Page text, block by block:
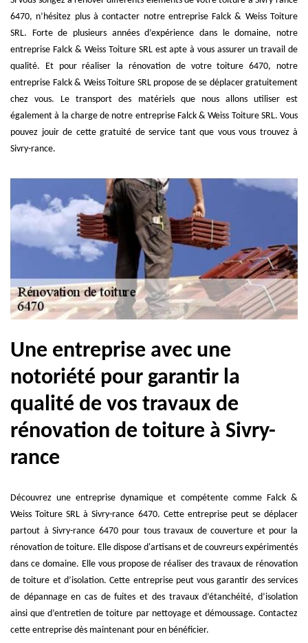
6470, n’hésitez plus à contacter notre entreprise Falck & Weiss Toiture
SRL. Forte de plusieurs années d’expérience dans le domaine, notre
entreprise Falck & Weiss Toiture SRL est apte à vous assurer un travail de
qualité. Et pour réaliser la rénovation de votre toiture 6470, notre
entreprise Falck & Weiss Toiture SRL propose de se déplacer gratuitement
chez vous. Le transport des matériels que nous allons utiliser est
également à la charge de notre entreprise Falck & Weiss Toiture SRL. Vous
pouvez jouir de cette gratuité de service tant que vous vous trouvez à
Sivry-rance.
Une entreprise avec une
notoriété pour garantir la
qualité de vos travaux de
rénovation de toiture à Sivry-
rance
Découvrez une entreprise dynamique et compétente comme Falck &
Weiss Toiture SRL à Sivry-rance 6470. Cette entreprise peut se déplacer
partout à Sivry-rance 6470 pour tous travaux de couverture et pour la
rénovation de toiture. Elle dispose d'artisans et de couvreurs expérimentés
dans ce domaine. Elle vous propose de réaliser des travaux de rénovation
de toiture et d’isolation. Cette entreprise peut vous garantir des services
de dépannage en cas de fuites et des travaux d’étanchéité, d’isolation
ainsi que d’entretien de toiture par nettoyage et démoussage. Contactez
cette entreprise dès maintenant pour en bénéficier.